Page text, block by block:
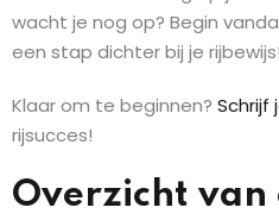
wacht je nog op? Begin
een stap dichter bij je rijbewijs!
Klaar om te beginnen? Schrijf
rijsucces!
Overzicht van